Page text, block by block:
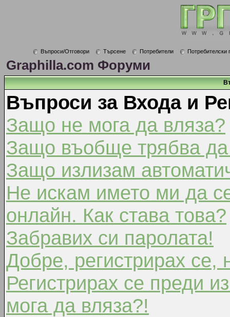
Въпроси/Отговори Търсене Потребители Потребителски
Graphilla.com Форуми
Въпроси за Входа и
Защо не мога да вляза?
Защо въобще трябва да
Защо излизам
Не искам името ми да
онлайн. Как става това?
Забравих си паролата!
Добре, регистрирах се,
Регистрирах се преди
мога да вляза?!